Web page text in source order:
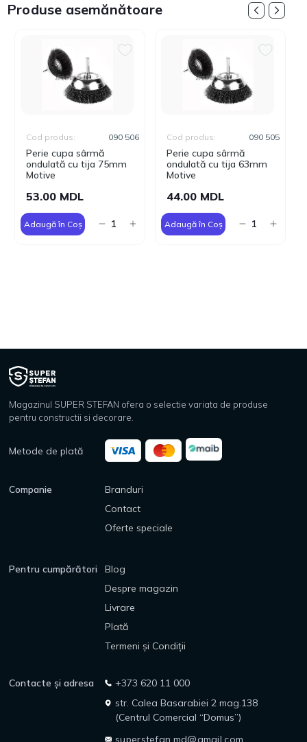
Produse asemănătoare
Perie cupa sârmă
ondulată cu tija 75mm
Motive
Cod produs: 090 506
53.00 MDL
Adaugă în Coș
Perie cupa sârmă
ondulată cu tija 63mm
Motive
Cod produs: 090 505
44.00 MDL
Adaugă în Coș
Magazinul SUPER STEFAN ofera o selectie variata de produse
pentru constructii si decorare.
Metode de plată
Companie
Branduri
Contact
Oferte speciale
Pentru cumpărători
Blog
Despre magazin
Livrare
Plată
Termeni și Condiții
Contacte și adresa
+373 620 11 000
str. Calea Basarabiei 2 mag.138
(Centrul Comercial “Domus”)
superstefan.md@gmail.com